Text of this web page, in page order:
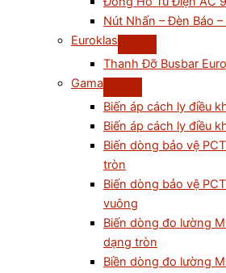
Nút Nhấn – Đèn Báo
Euroklas
Thanh Đỡ Busbar
Gama
Biến áp cách ly điều
Biến áp cách ly điều
Biến dòng bảo vệ
tròn
Biến dòng bảo vệ
vuông
Biến dòng đo lường
dạng tròn
Biền dòng đo lường